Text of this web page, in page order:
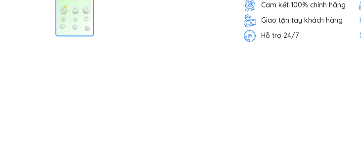
Cam kết 100% chính hãng
Giao tận tay khách hàng
Hỗ trợ 24/7